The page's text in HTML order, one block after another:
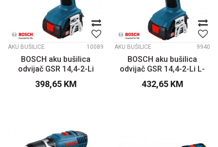
AKU BUŠILICE 10089
BOSCH aku bušilica
odvijač GSR 14,4-2-Li
398,65 KM
AKU BUŠILICE 9940
BOSCH aku bušilica
odvijač GSR 14,4-2-Li L-
Boxx
432,65 KM